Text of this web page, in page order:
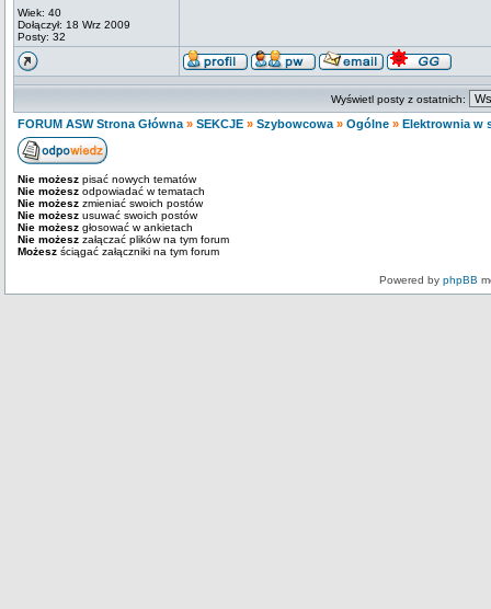
Wiek: 40
Dołączył: 18 Wrz 2009
Posty: 32
Wyświetl posty z ostatnich:
FORUM ASW Strona Główna » SEKCJE » Szybowcowa » Ogólne » Elektrownia w
Nie możesz pisać nowych tematów
Nie możesz odpowiadać w tematach
Nie możesz zmieniać swoich postów
Nie możesz usuwać swoich postów
Nie możesz głosować w ankietach
Nie możesz załączać plików na tym forum
Możesz ściągać załączniki na tym forum
Powered by phpBB